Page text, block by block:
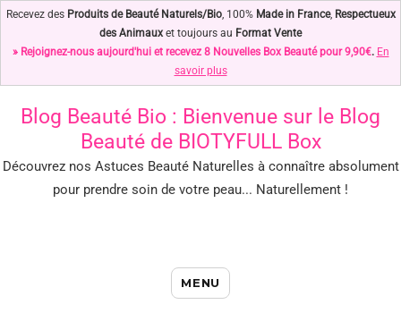
Recevez des Produits de Beauté Naturels/Bio, 100% Made in France, Respectueux
des Animauxet toujours au Format Vente
» Rejoignez-nous aujourd'hui et recevez 8 Nouvelles Box Beauté pour 9,90€. En
savoir plus
Blog Beauté Bio : Bienvenue sur le Blog
Beauté de BIOTYFULL Box
Découvrez nos Astuces Beauté Naturelles à connaître absolument
pour prendre soin de votre peau... Naturellement !
Blog Beauté Bio : Notre Top des
Astuces Beauté Naturelles !
MENU